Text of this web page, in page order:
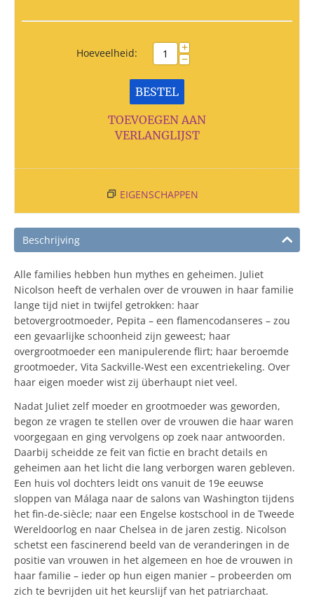
Hoeveelheid: +
−
BESTEL
TOEVOEGEN AAN
VERLANGLIJST
EIGENSCHAPPEN
Beschrijving
Alle families hebben hun mythes en geheimen. Juliet
Nicolson heeft de verhalen over de vrouwen in haar familie
lange tijd niet in twijfel getrokken: haar
betovergrootmoeder, Pepita – een flamencodanseres – zou
een gevaarlijke schoonheid zijn geweest; haar
overgrootmoeder een manipulerende flirt; haar beroemde
grootmoeder, Vita Sackville-West een excentriekeling. Over
haar eigen moeder wist zij überhaupt niet veel.
Nadat Juliet zelf moeder en grootmoeder was geworden,
begon ze vragen te stellen over de vrouwen die haar waren
voorgegaan en ging vervolgens op zoek naar antwoorden.
Daarbij scheidde ze feit van fictie en bracht details en
geheimen aan het licht die lang verborgen waren gebleven.
Een huis vol dochters leidt ons vanuit de 19e eeuwse
sloppen van Málaga naar de salons van Washington tijdens
het fin-de-siècle; naar een Engelse kostschool in de Tweede
Wereldoorlog en naar Chelsea in de jaren zestig. Nicolson
schetst een fascinerend beeld van de veranderingen in de
positie van vrouwen in het algemeen en hoe de vrouwen in
haar familie – ieder op hun eigen manier – probeerden om
zich te bevrijden uit het keurslijf van het patriarchaat.